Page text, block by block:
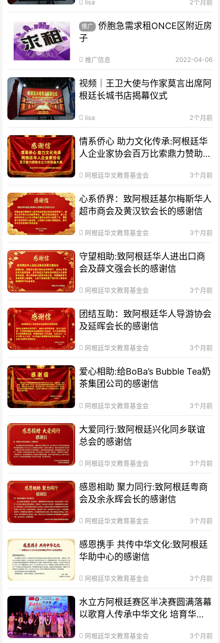
lisa 2个月前
推广
侨胞急需求租ONCE区附近房
子
推广信息 2022-04-06
视频｜王卫大使与作家莫言出席阿
根廷长城书店揭幕仪式
lisa 2个月前
情系侨心 助力文化传承:阿根廷华
人企业家协会百万比索鼎力赞助水
阿根廷华文教育基金会 3个月前
心系侨界​：致阿根廷基尔梅斯华人
超市商会及黄汉钦会长的感谢信
阿根廷华文教育基金会 3个月前
守望相助:致阿根廷华人进出口商
会及薛文强会长的感谢信
阿根廷华文教育基金会 3个月前
团结互助：致阿根廷华人导游协会
及延晖会长的感谢信
阿根廷华文教育基金会 3个月前
爱心相助:给BoBa’s Bubble Tea奶
茶集团公司的感谢信
阿根廷华文教育基金会 3个月前
大爱同行:致阿根廷兴化同乡联谊
总会的感谢信
阿根廷华文教育基金会 3个月前
感恩相助 聚力同行:致阿根廷粤商
会及余永辉会长的感谢信
阿根廷华文教育基金会 3个月前
感恩携手 共传中华文化:致阿根廷
华助中心的感谢信
阿根廷华文教育基金会 3个月前
水立方阿根廷赛区半决赛圆满落幕
以歌育人传承中华文化 培育华裔
阿根廷华文教育基金会 3个月前